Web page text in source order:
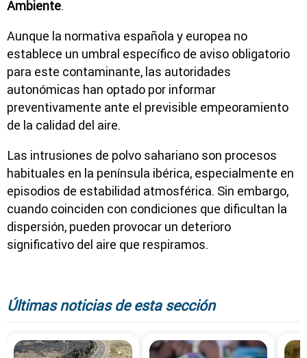
Ambiente.
Aunque la normativa española y europea no
establece un umbral específico de aviso obligatorio
para este contaminante, las autoridades
autonómicas han optado por informar
preventivamente ante el previsible empeoramiento
de la calidad del aire.
Las intrusiones de polvo sahariano son procesos
habituales en la península ibérica, especialmente en
episodios de estabilidad atmosférica. Sin embargo,
cuando coinciden con condiciones que dificultan la
dispersión, pueden provocar un deterioro
significativo del aire que respiramos.
Últimas noticias de esta sección